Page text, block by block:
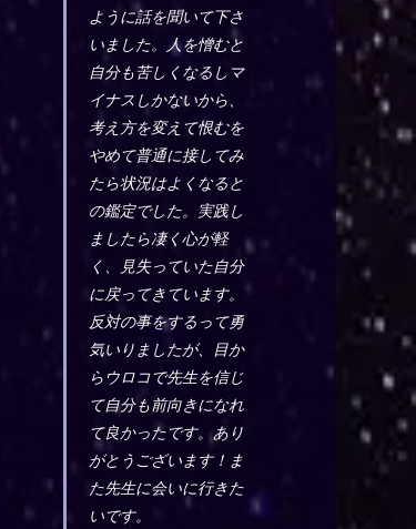
ように話を聞いて下さ
いました。人を憎むと
自分も苦しくなるしマ
イナスしかないから、
考え方を変えて恨むを
やめて普通に接してみ
たら状況はよくなると
の鑑定でした。実践し
ましたら凄く心が軽
く、見失っていた自分
に戻ってきています。
反対の事をするって勇
気いりましたが、目か
らウロコで先生を信じ
て自分も前向きになれ
て良かったです。あり
がとうございます！ま
た先生に会いに行きた
いです。